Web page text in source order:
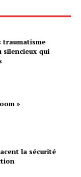
traumatisme
silencieux qui
»
la sécurité